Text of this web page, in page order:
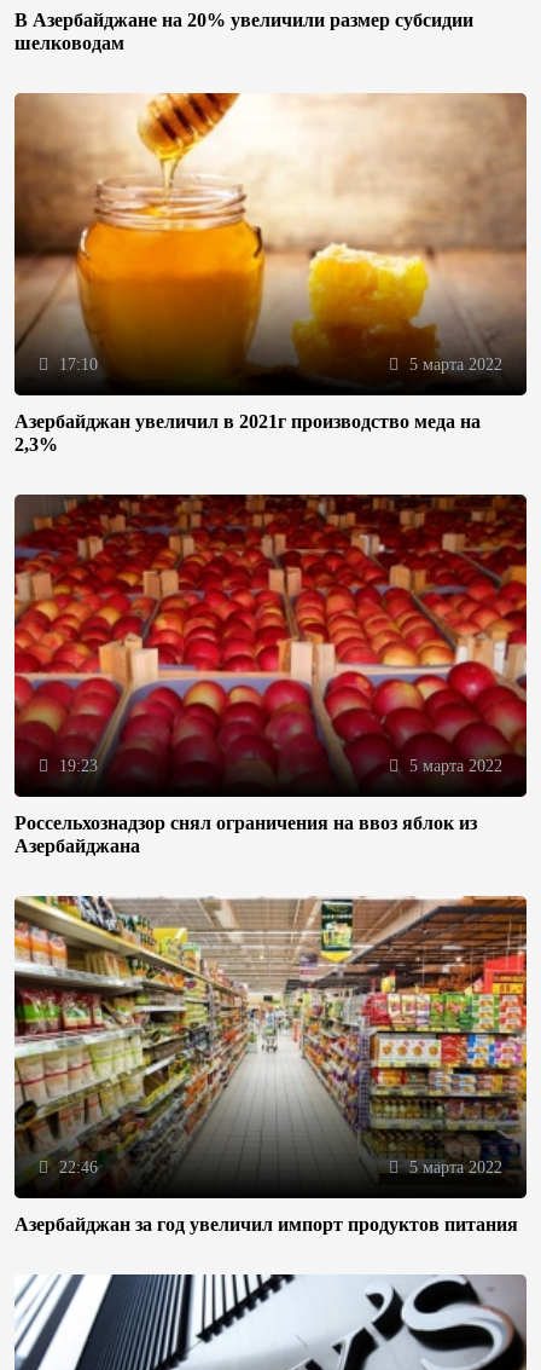
В Азербайджане на 20% увеличили размер субсидии
шелководам
17:10 5 марта 2022
Азербайджан увеличил в 2021г производство меда на
2,3%
19:23 5 марта 2022
Россельхознадзор снял ограничения на ввоз яблок из
Азербайджана
22:46 5 марта 2022
Азербайджан за год увеличил импорт продуктов питания